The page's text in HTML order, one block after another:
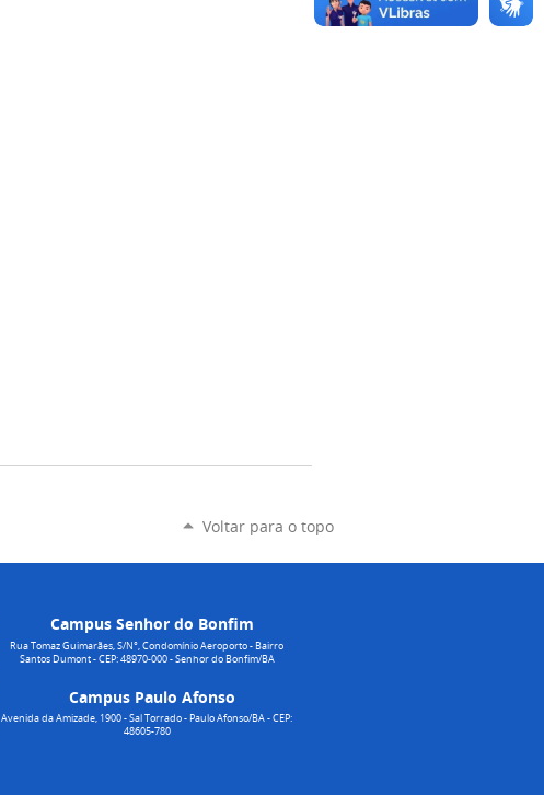
Voltar para o topo
Campus Senhor do Bonfim
Rua Tomaz Guimarães, S/N°, Condomínio Aeroporto - Bairro
Santos Dumont - CEP: 48970-000 - Senhor do Bonfim/BA
Campus Paulo Afonso
Avenida da Amizade, 1900 - Sal Torrado - Paulo Afonso/BA - CEP:
48605-780